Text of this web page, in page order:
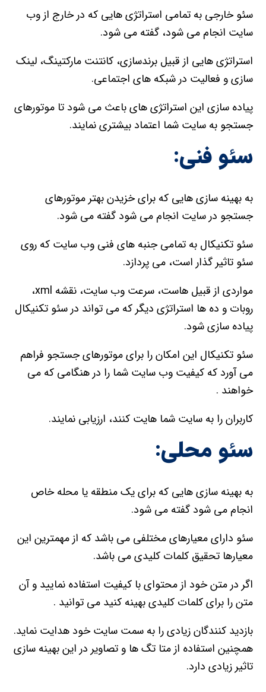
سئو خارجی به تمامی استراتژی هایی که در خارج از وب
سایت انجام می شود، گفته می شود.
استراتژی هایی از قبیل برندسازی، کانتنت مارکتینگ، لینک
سازی و فعالیت در شبکه های اجتماعی.
پیاده سازی این استراتژی های باعث می شود تا موتورهای
جستجو به سایت شما اعتماد بیشتری نمایند.
سئو فنی:
به بهینه سازی هایی که برای خزیدن بهتر موتورهای
جستجو در سایت انجام می شود گفته می شود.
سئو تکنیکال به تمامی جنبه های فنی وب سایت که روی
سئو تاثیر گذار است، می پردازد.
مواردی از قبیل هاست، سرعت وب سایت، نقشه xml،
روبات و ده ها استراتژی دیگر که می تواند در سئو تکنیکال
پیاده سازی شود.
سئو تکنیکال این امکان را برای موتورهای جستجو فراهم
می آورد که کیفیت وب سایت شما را در هنگامی که می
خواهند .
کاربران را به سایت شما هایت کنند، ارزیابی نمایند.
سئو محلی:
به بهینه سازی هایی که برای یک منطقه یا محله خاص
انجام می شود گفته می شود.
سئو دارای معیارهای مختلفی می باشد که از مهمترین این
معیارها تحقیق کلمات کلیدی می باشد.
اگر در متن خود از محتوای با کیفیت استفاده نمایید و آن
متن را برای کلمات کلیدی بهینه کنید می توانید .
بازدید کنندگان زیادی را به سمت سایت خود هدایت نماید.
همچنین استفاده از متا تگ ها و تصاویر در این بهینه سازی
تاثیر زیادی دارد.